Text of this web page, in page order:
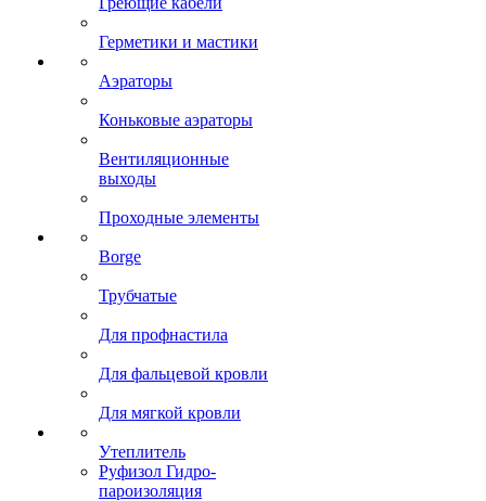
Герметики и мастики
Аэраторы
Коньковые аэраторы
Вентиляционные
выходы
Проходные элементы
Borge
Трубчатые
Для профнастила
Для фальцевой кровли
Для мягкой кровли
Утеплитель
Руфизол Гидро-
пароизоляция